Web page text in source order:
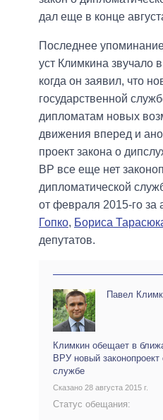
дал еще в конце
Последнее
уст Климкина звучало
когда он заявил, что
государственной
дипломатам новых
движения вперед и
проект закона о
ВР все еще нет
дипломатической
от февраля 2015-го за
Гопко, Бориса
депутатов.
Павел
Климкин обещает в
ВРУ новый
службе
Сказано 28 августа 2015 г.
Статус обещания: